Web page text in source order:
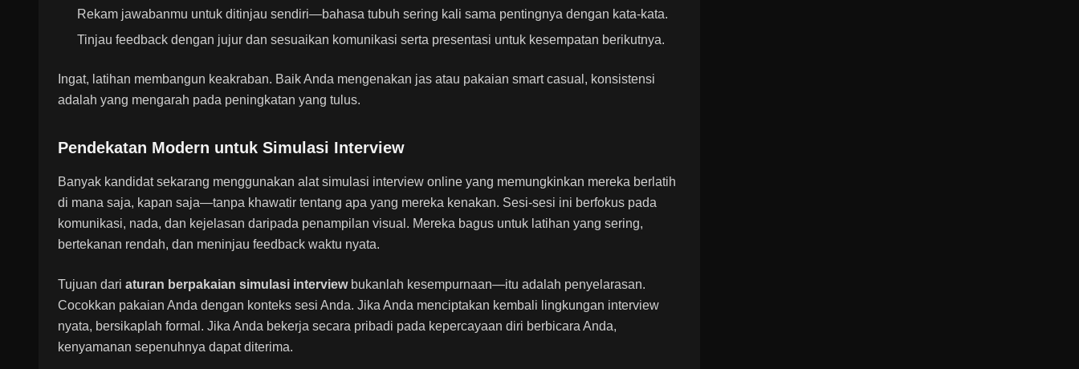
Rekam jawabanmu untuk ditinjau sendiri—bahasa tubuh sering kali sama pentingnya dengan kata-kata.
Tinjau feedback dengan jujur dan sesuaikan komunikasi serta presentasi untuk kesempatan berikutnya.
Ingat, latihan membangun keakraban. Baik Anda mengenakan jas atau pakaian smart casual, konsistensi
adalah yang mengarah pada peningkatan yang tulus.
Pendekatan Modern untuk Simulasi Interview
Banyak kandidat sekarang menggunakan alat simulasi interview online yang memungkinkan mereka berlatih
di mana saja, kapan saja—tanpa khawatir tentang apa yang mereka kenakan. Sesi-sesi ini berfokus pada
komunikasi, nada, dan kejelasan daripada penampilan visual. Mereka bagus untuk latihan yang sering,
bertekanan rendah, dan meninjau feedback waktu nyata.
Tujuan dari aturan berpakaian simulasi interviewbukanlah kesempurnaan—itu adalah penyelarasan.
Cocokkan pakaian Anda dengan konteks sesi Anda. Jika Anda menciptakan kembali lingkungan interview
nyata, bersikaplah formal. Jika Anda bekerja secara pribadi pada kepercayaan diri berbicara Anda,
kenyamanan sepenuhnya dapat diterima.